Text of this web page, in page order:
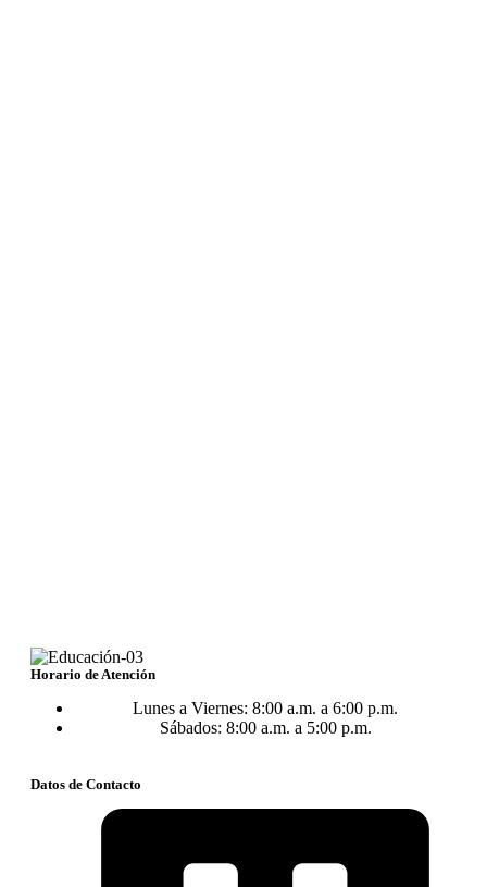
Horario de Atención
Lunes a Viernes: 8:00 a.m. a 6:00 p.m.
Sábados: 8:00 a.m. a 5:00 p.m.
Datos de Contacto